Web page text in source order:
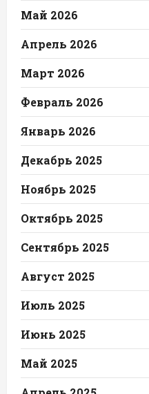
Май 2026
Апрель 2026
Март 2026
Февраль 2026
Январь 2026
Декабрь 2025
Ноябрь 2025
Октябрь 2025
Сентябрь 2025
Август 2025
Июль 2025
Июнь 2025
Май 2025